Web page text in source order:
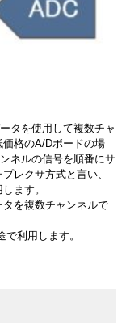
タを使用して複数チャ
格のA/Dボードの場
ネルの信号を順番にサ
レクサ方式と言い、
ます。
を複数チャンネルで
利用します。